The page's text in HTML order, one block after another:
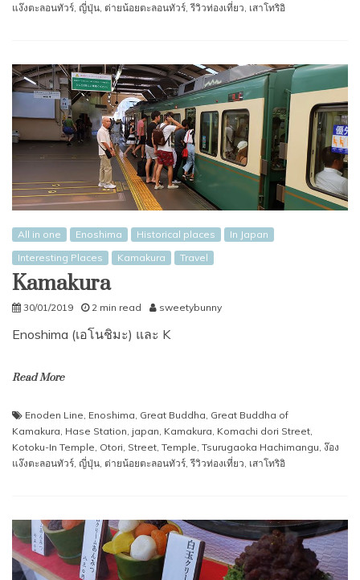
แง๊งตะลอนทัวร์ ญี่ปุ่น ต่ายน้อยตะลอนทัวร์ ,รีวิวท่องเที่ยว เสาโทริอิ
All in one Enoshima Historical places
In Japan
Interesting Places
Kamakura Travel
Kamakura
30/01/2019 2 min read sweetybunny
Enoshima (เอโนชิมะ) และ K
Read More
Enoden Line Enoshima Great Buddha Great Buddha of
Kamakura Hase Station japan Kamakura Komachi dori Street
Kotoku-In Temple Otori Street Temple Tsurugaoka Hachimangu ง๊อง
แง๊งตะลอนทัวร์ ญี่ปุ่น ต่ายน้อยตะลอนทัวร์ ,รีวิวท่องเที่ยว เสาโทริอิ